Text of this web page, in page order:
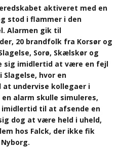
aktiveret med en
stod i flammer i den
Alarmen gik til
20 brandfolk fra Korsør og
Sorø, Skælskør og
sig imidlertid at være en fejl
hvor en
at undervise kollegaer i
alarm skulle simuleres,
til at afsende en
dog at være held i uheld,
hos Falck, der ikke fik